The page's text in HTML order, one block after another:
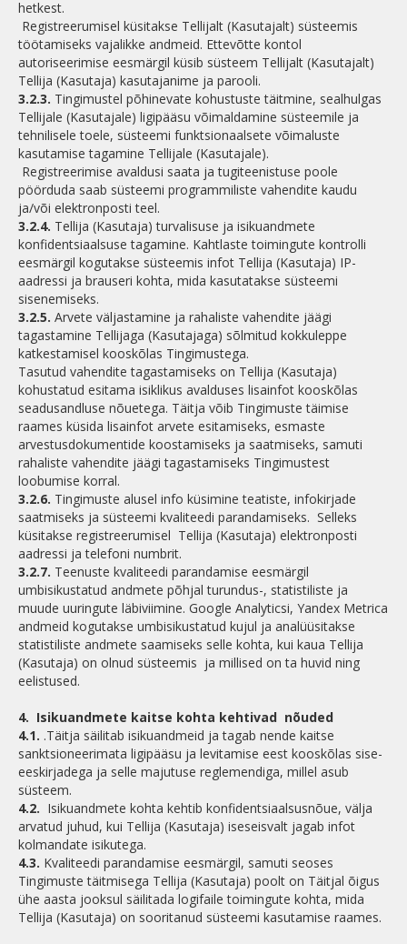
hetkest.
Registreerumisel küsitakse Tellijalt (Kasutajalt) süsteemis
töötamiseks vajalikke andmeid. Ettevõtte kontol
autoriseerimise eesmärgil küsib süsteem Tellijalt (Kasutajalt)
Tellija (Kasutaja) kasutajanime ja parooli.
3.2.3. Tingimustel põhinevate kohustuste täitmine, sealhulgas
Tellijale (Kasutajale) ligipääsu võimaldamine süsteemile ja
tehnilisele toele, süsteemi funktsionaalsete võimaluste
kasutamise tagamine Tellijale (Kasutajale).
Registreerimise avaldusi saata ja tugiteenistuse poole
pöörduda saab süsteemi programmiliste vahendite kaudu
ja/või elektronposti teel.
3.2.4. Tellija (Kasutaja) turvalisuse ja isikuandmete
konfidentsiaalsuse tagamine. Kahtlaste toimingute kontrolli
eesmärgil kogutakse süsteemis infot Tellija (Kasutaja) IP-
aadressi ja brauseri kohta, mida kasutatakse süsteemi
sisenemiseks.
3.2.5. Arvete väljastamine ja rahaliste vahendite jäägi
tagastamine Tellijaga (Kasutajaga) sõlmitud kokkuleppe
katkestamisel kooskõlas Tingimustega.
Tasutud vahendite tagastamiseks on Tellija (Kasutaja)
kohustatud esitama isiklikus avalduses lisainfot kooskõlas
seadusandluse nõuetega. Täitja võib Tingimuste täimise
raames küsida lisainfot arvete esitamiseks, esmaste
arvestusdokumentide koostamiseks ja saatmiseks, samuti
rahaliste vahendite jäägi tagastamiseks Tingimustest
loobumise korral.
3.2.6. Tingimuste alusel info küsimine teatiste, infokirjade
saatmiseks ja süsteemi kvaliteedi parandamiseks. Selleks
küsitakse registreerumisel Tellija (Kasutaja) elektronposti
aadressi ja telefoni numbrit.
3.2.7. Teenuste kvaliteedi parandamise eesmärgil
umbisikustatud andmete põhjal turundus-, statistiliste ja
muude uuringute läbiviimine. Google Analyticsi, Yandex Metrica
andmeid kogutakse umbisikustatud kujul ja analüüsitakse
statistiliste andmete saamiseks selle kohta, kui kaua Tellija
(Kasutaja) on olnud süsteemis ja millised on ta huvid ning
eelistused.
4. Isikuandmete kaitse kohta kehtivad nõuded
4.1. .Täitja säilitab isikuandmeid ja tagab nende kaitse
sanktsioneerimata ligipääsu ja levitamise eest kooskõlas sise-
eeskirjadega ja selle majutuse reglemendiga, millel asub
süsteem.
4.2. Isikuandmete kohta kehtib konfidentsiaalsusnõue, välja
arvatud juhud, kui Tellija (Kasutaja) iseseisvalt jagab infot
kolmandate isikutega.
4.3. Kvaliteedi parandamise eesmärgil, samuti seoses
Tingimuste täitmisega Tellija (Kasutaja) poolt on Täitjal õigus
ühe aasta jooksul säilitada logifaile toimingute kohta, mida
Tellija (Kasutaja) on sooritanud süsteemi kasutamise raames.